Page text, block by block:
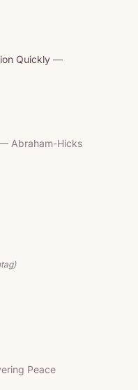
Quickly —
Abraham-Hicks
Peace